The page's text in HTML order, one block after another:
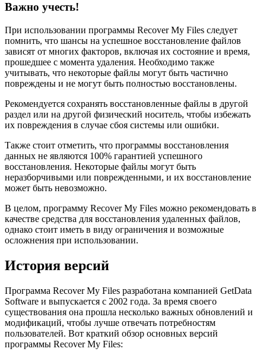
Важно учесть!
При использовании программы Recover My Files следует
помнить, что шансы на успешное восстановление файлов
зависят от многих факторов, включая их состояние и время,
прошедшее с момента удаления. Необходимо также
учитывать, что некоторые файлы могут быть частично
повреждены и не могут быть полностью восстановлены.
Рекомендуется сохранять восстановленные файлы в другой
раздел или на другой физический носитель, чтобы избежать
их повреждения в случае сбоя системы или ошибки.
Также стоит отметить, что программы восстановления
данных не являются 100% гарантией успешного
восстановления. Некоторые файлы могут быть
неразборчивыми или поврежденными, и их восстановление
может быть невозможно.
В целом, программу Recover My Files можно рекомендовать в
качестве средства для восстановления удаленных файлов,
однако стоит иметь в виду ограничения и возможные
осложнения при использовании.
История версий
Программа Recover My Files разработана компанией GetData
Software и выпускается с 2002 года. За время своего
существования она прошла несколько важных обновлений и
модификаций, чтобы лучше отвечать потребностям
пользователей. Вот краткий обзор основных версий
программы Recover My Files: